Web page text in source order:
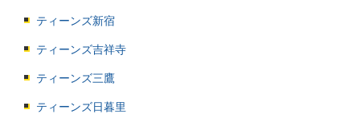
ティーンズ新宿
ティーンズ吉祥寺
ティーンズ三鷹
ティーンズ日暮里